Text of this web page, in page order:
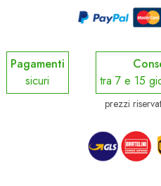
Pagamenti
sicuri
tra 7 e 15
prezzi